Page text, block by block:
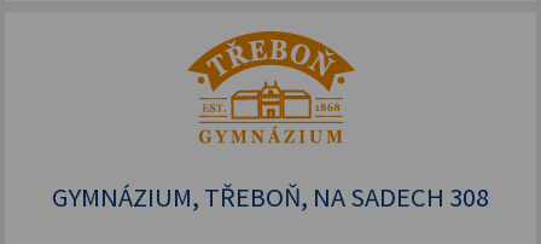
GYMNÁZIUM, TŘEBOŇ, NA SADECH 308